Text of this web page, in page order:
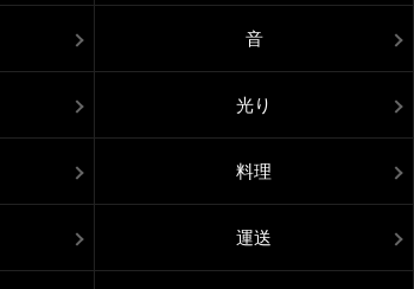
音
光り
料理
運送